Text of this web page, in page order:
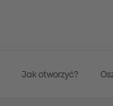
Jak otworzyć?